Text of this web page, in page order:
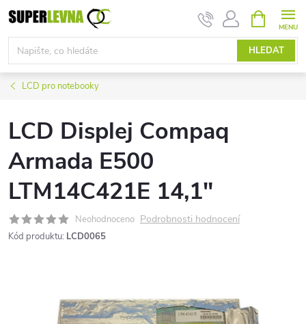
Přejít
na
obsah
HLEDAT
NÁKUPNÍ
KOŠÍK
LCD pro notebooky
LCD Displej Compaq
Armada E500
LTM14C421E 14,1"
Neohodnoceno Podrobnosti hodnocení
Kód produktu: LCD0065